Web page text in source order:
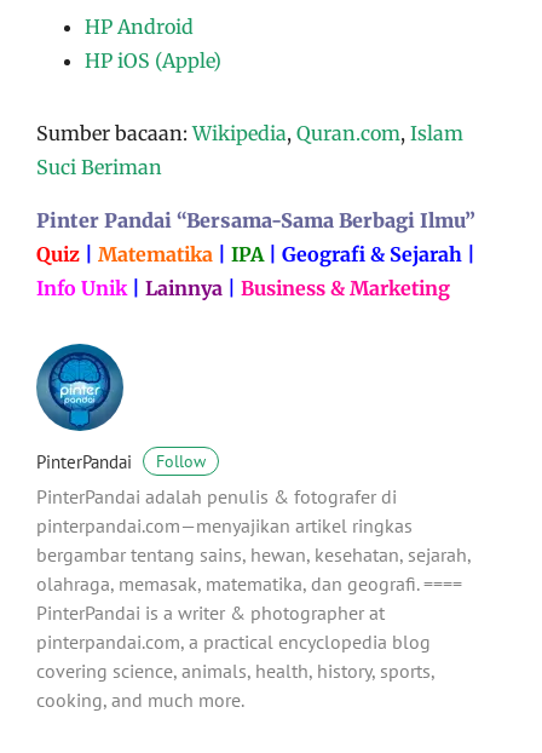
HP Android
HP iOS (Apple)
​Sumber bacaan:Wikipedia, Quran.com, Islam
Suci Beriman
Pinter Pandai “Bersama-Sama Berbagi Ilmu”
Quiz
Matematika IPA| Geografi & Sejarah
Info Unik
Lainnya Business & Marketing
PinterPandai Follow
PinterPandai adalah penulis & fotografer di
pinterpandai.com—menyajikan artikel ringkas
bergambar tentang sains, hewan, kesehatan, sejarah,
olahraga, memasak, matematika, dan geografi. ====
PinterPandai is a writer & photographer at
pinterpandai.com, a practical encyclopedia blog
covering science, animals, health, history, sports,
cooking, and much more.